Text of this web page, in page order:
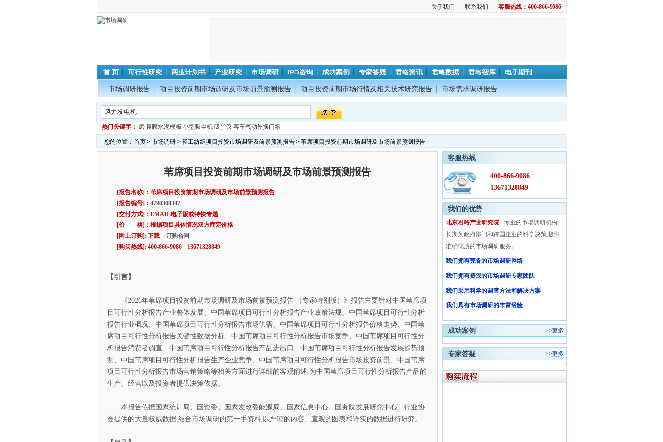
客服热线：400-866-9086
联系我们
关于我们
首 页 可行性研究 商业计划书 产业研究 市场调研 IPO咨询 成功案例 专家答疑 君略资讯 君略数据 君略智库 电子期刊
市场调研报告 项目投资前期市场调研及市场前景预测报告 项目投资前期市场行情及相关技术研究报告 市场需求调研报告
热门关键字： 磨 腹膜水泥模板 小型吸尘机 吸脂仪 客车气动外摆门泵
您的位置： 首页> 市场调研> 轻工纺织项目投资市场调研及前景预测报告> 苇席项目投资前期市场调研及市场前景预测报告
苇席项目投资前期市场调研及市场前景预测报告
[报告名称]：苇席项目投资前期市场调研及市场前景预测报告
[报告编号]： 4790308347
[交付方式]：EMAIL电子版或特快专递
[价 格]：根据项目具体情况双方商定价格
[网上订购]: 下载 订购合同
[购买热线]: 400-866-9086 13671328849
【引言】
《2026年苇席项目投资前期市场调研及市场前景预测报告 （专家特别版）》报告主要针对中国苇席项
目可行性分析报告产业整体发展、中国苇席项目可行性分析报告产业政策法规、中国苇席项目可行性分析
报告行业概况、中国苇席项目可行性分析报告市场供需、中国苇席项目可行性分析报告价格走势、中国苇
席项目可行性分析报告关键性数据分析、中国苇席项目可行性分析报告市场竞争、中国苇席项目可行性分
析报告消费者调查、中国苇席项目可行性分析报告产品进出口、中国苇席项目可行性分析报告发展趋势预
测、中国苇席项目可行性分析报告生产企业竞争、中国苇席项目可行性分析报告市场投资前景、中国苇席
项目可行性分析报告市场营销策略等相关方面进行详细的客观阐述,为中国苇席项目可行性分析报告产品的
生产、经营以及投资者提供决策依据。
本报告依据国家统计局、国资委、国家发改委能源局、国家信息中心、国务院发展研究中心、行业协
会提供的大量权威数据,结合市场调研的第一手资料,以严谨的内容、直观的图表和详实的数据进行研究。
客服热线
400-866-9086
13671328849
我们的优势
北京君略产业研究院- 专业的市场调研机构。
长期为政府部门和跨国企业的科学决策,提供
准确优质的市场调研服务。
我们拥有完备的市场调研网络
我们拥有资深的市场调研专家团队
我们采用科学的调查方法和解决方案
我们具有市场调研的丰富经验
成功案例 >>更多
专家答疑 >>更多